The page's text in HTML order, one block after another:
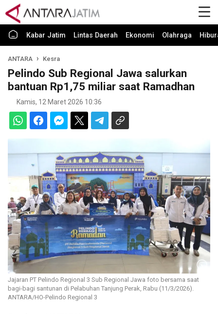
Kabar Jatim Lintas Daerah Ekonomi Olahraga
ANTARA Kesra
Pelindo Sub Regional Jawa salurkan
bantuan Rp1,75 miliar saat Ramadhan
Kamis, 12 Maret 2026 10:36
Jajaran PT Pelindo Regional 3 Sub Regional Jawa foto bersama saat
bagi-bagi santunan di Pelabuhan Tanjung Perak, Rabu (11/3/2026).
ANTARA/HO-Pelindo Regional 3